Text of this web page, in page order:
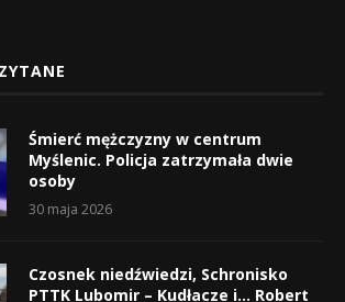
Śmierć mężczyzny w centrum
Myślenic. Policja zatrzymała dwie
osoby
30 maja 2026
Czosnek niedźwiedzi, Schronisko
PTTK Lubomir – Kudłacze i… Robert